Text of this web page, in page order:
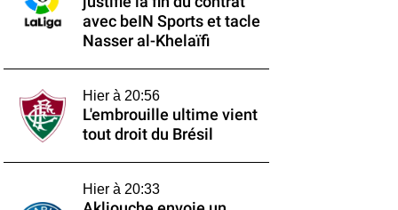
avec beIN Sports et tacle
Nasser al-Khelaïfi
Hier à 20:56
L'embrouille ultime vient
tout droit du Brésil
Hier à 20:33